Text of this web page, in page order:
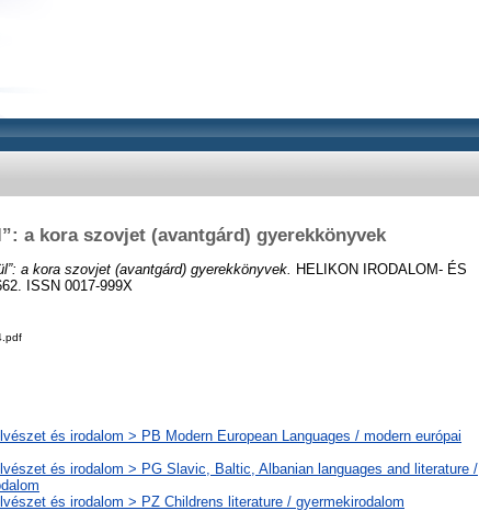
a kora szovjet (avantgárd) gyerekkönyvek
a kora szovjet (avantgárd) gyerekkönyvek.
HELIKON IRODALOM- ÉS
ISSN 0017-999X
és irodalom > PB Modern European Languages / modern európai
és irodalom > PG Slavic, Baltic, Albanian languages and literature /
és irodalom > PZ Childrens literature / gyermekirodalom